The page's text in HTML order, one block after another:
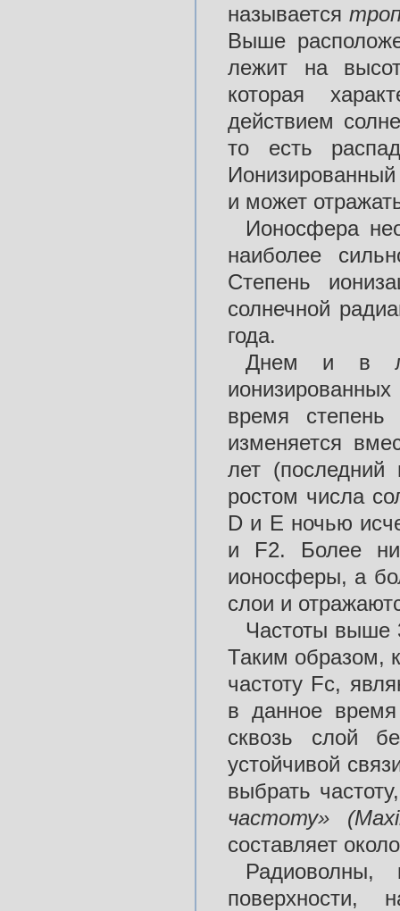
называется
Выше
лежит на
которая
действием
то есть
и может
Ионосфера
наиболее
Степень
солнечной
года.
Днем и в
время степень
изменяется
лет (последний
ростом числа
D и Е ночью
и F2. Более
ионосферы, а
слои и
Частоты выше
Таким образом,
частоту Fc,
в данное
сквозь слой
устойчивой
выбрать
частоту»
составляет
Радиоволны,
поверхности,